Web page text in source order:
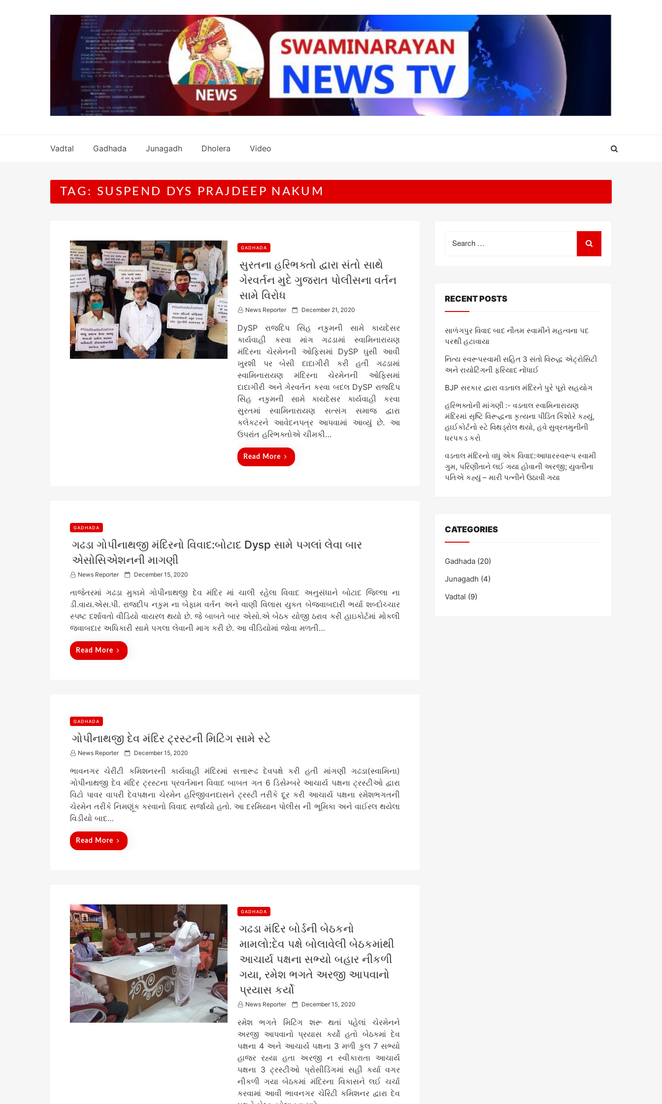
Vadtal Gadhada Junagadh Dholera Video
TAG: SUSPEND DYS PRAJDEEP NAKUM
GADHADA
સુરતના હરિભક્તો દ્વારા સંતો સાથે
ગેરવર્તન મુદે ગુજરાત પોલીસના વર્તન
સામે વિરોધ
News Reporter
P
s
n
December 21, 2020
DySP રાજદિપ સિંહ નકુમની સામે કાયદેસર
કાર્યવાહી કરવા માંગ ગઢડામાં સ્વામિનારાયણ
મંદિરના ચેરમેનની ઓફિસમાં DySP ઘુસી આવી
ખુરશી પર બેસી દાદાગીરી કરી હતી ગઢડામાં
સ્વામિનારાયણ મંદિરના ચેરમેનની ઓફિસમાં
દાદાગીરી અને ગેરવર્તન કરવા બદલ DySP રાજદિપ
સિંહ નકુમની સામે કાયદેસર કાર્યવાહી કરવા
સુરતમાં સ્વામિનારાયણ સત્સંગ સમાજ દ્વારા
કલેકટરને આવેદનપત્ર આપવામાં આવ્યું છે. આ
ઉપરાંત હરિભક્તોએ ચીમકી…
Read More
GADHADA
ગઢડા ગોપીનાથજી મંદિરનો વિવાદ:બોટાદ Dysp સામે પગલાં લેવા બાર
એસોસિએશનની માગણી
News Reporter
P
s
d
o
December 15, 2020
તાજેતરમાં ગઢડા મુકામે ગોપીનાથજી દેવ મંદિર માં ચાલી રહેલા વિવાદ અનુસંધાને બોટાદ જિલ્લા ના
ડી.વાય.એસ.પી. રાજદીપ નકુમ ના બેફામ વર્તન અને વાણી વિલાસ યુકત બેજવાબદારી ભર્યા શબ્દોચ્ચાર
સ્પષ્ટ દર્શાવતો વીડિયો વાયરલ થયો છે. જે બાબતે બાર એસો.એ બેઠક યોજી ઠરાવ કરી હાઇકોર્ટમાં મોકલી
જવાબદાર અધિકારી સામે પગલા લેવાની માગ કરી છે. આ વીડિયોમાં જોવા મળતી…
Read More
GADHADA
ગોપીનાથજી દેવ મંદિર ટ્રસ્ટની મિટિંગ સામે સ્ટે
News Reporter
P
s
t
e
d
o
n
December 15, 2020
ભાવનગર ચેરીટી કમિશનરની કાર્યવાહી મંદિરમાં સત્તારૂઢ દેવપક્ષે કરી હતી માંગણી ગઢડા(સ્વામિના)
ગોપીનાથજી દેવ મંદિર ટ્રસ્ટના પ્રવર્તમાન વિવાદ બાબત ગત 6 ડિસેમ્બરે આચાર્ય પક્ષના ટ્રસ્ટીઓ દ્વારા
વિટો પાવર વાપરી દેવપક્ષના ચેરમેન હરિજીવનદાસને ટ્રસ્ટી તરીકે દૂર કરી આચાર્ય પક્ષના રમેશભગતની
ચેરમેન તરીકે નિમણૂંક કરવાનો વિવાદ સર્જાયો હતો. આ દરમિયાન પોલીસ ની ભૂમિકા અને વાઈરલ થયેલા
વિડીયો બાદ…
Read More
GADHADA
ગઢડા મંદિર બોર્ડની બેઠકનો
મામલો:દેવ પક્ષે બોલાવેલી બેઠકમાંથી
આચાર્ય પક્ષના સભ્યો બહાર નીકળી
ગયા, રમેશ ભગતે અરજી આપવાનો
પ્રયાસ કર્યો
News Reporter
P
s
d
n
December 15, 2020
રમેશ ભગતે મિટિંગ શરૂ થતાં પહેલાં ચેરમેનને
અરજી આપવાનો પ્રયાસ કર્યો હતો બેઠકમાં દેવ
પક્ષના 4 અને આચાર્ય પક્ષના 3 મળી કુલ 7 સભ્યો
હાજર રહ્યા હતા અરજી ન સ્વીકારાતા આચાર્ય
પક્ષના 3 ટ્રસ્ટીઓ પ્રોસીડિંગમાં સહી કર્યા વગર
નીકળી ગયા બેઠકમાં મંદિરના વિકાસને લઈ ચર્ચા
કરવામાં આવી ભાવનગર ચેરિટી કમિશનર દ્વારા દેવ
for:
RECENT POSTS
સાળંગપુર વિવાદ બાદ નૌતમ સ્વામીને મહત્વના પદ
પરથી હટાવાયા
નિત્ય સ્વરૂપસ્વામી સહિત 3 સંતો વિરુદ્ધ એટ્રોસિટી
અને રાયોટિંગની ફરિયાદ નોંધાઈ
BJP સરકાર દ્વારા વડતાલ મંદિરને પુરે પૂરો સહયોગ
હરિભક્તોની માંગણી :- વડતાલ સ્વામિનારાયણ
મંદિરમાં સૃષ્ટિ વિરૂદ્ધના કૃત્યના પીડિત કિશોરે કહ્યું,
હાઈકોર્ટનો સ્ટે વિથડ્રોલ થયો, હવે સુવ્રતમુનીની
ધરપકડ કરો
વડતાલ મંદિરનો વધુ એક વિવાદ:આધારસ્વરૂપ સ્વામી
ગુમ, પરિણીતાને લઈ ગયા હોવાની અરજી; યુવતીના
પતિએ કહ્યું – મારી પત્નીને ઉઠાવી ગયા
CATEGORIES
Gadhada (20)
Junagadh (4)
Vadtal (9)